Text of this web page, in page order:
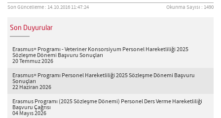
Son Güncelleme : 14.10.2016 11:47:24 Okunma Sayısı : 1490
Son Duyurular
Erasmus+ Programı - Veteriner Konsorsiyum Personel Hareketliliği 2025
Sözleşme Dönemi Başvuru Sonuçları
20 Temmuz 2026
Erasmus+ Programı Personel Hareketliliği 2025 Sözleşme Dönemi Başvuru
Sonuçları
22 Haziran 2026
Erasmus Programı (2025 Sözleşme Dönemi) Personel Ders Verme Hareketliliği
Başvuru Çağrısı
04 Mayıs 2026